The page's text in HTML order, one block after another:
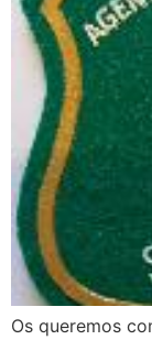
Os queremos